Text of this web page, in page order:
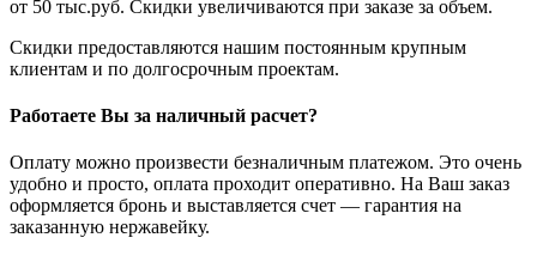
от 50 тыс.руб. Скидки увеличиваются при заказе за объем.
Скидки предоставляются нашим постоянным крупным
клиентам и по долгосрочным проектам.
Работаете Вы за наличный расчет?
Оплату можно произвести безналичным платежом. Это очень
удобно и просто, оплата проходит оперативно. На Ваш заказ
оформляется бронь и выставляется счет — гарантия на
заказанную нержавейку.